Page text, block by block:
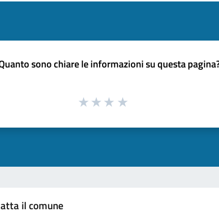
sono chiare le informazioni su questa
il comune